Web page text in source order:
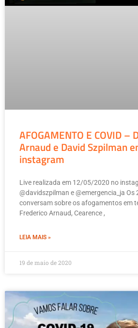
AFOGAMENTO E COVID –
Arnaud e David Szpilman
instagram
Live realizada em 12/05/2020 no
@davidszpilman e @emergencia_ja Os
conversam sobre os afogamentos em
Frederico Arnaud, Cearence ,
LEIA MAIS »
19 de maio de 2020